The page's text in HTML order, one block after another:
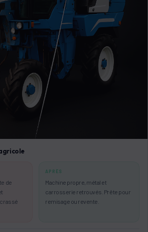
de
APRÈS
Machine propre, métal et
carrosserie retrouvés. Prête pour
remisage ou revente.